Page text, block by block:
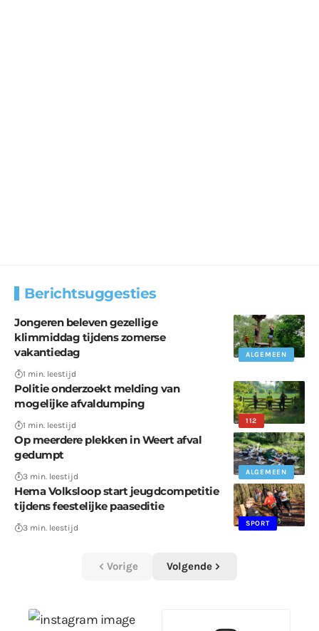
Berichtsuggesties
ALGEMEEN
Jongeren beleven gezellige
klimmiddag tijdens zomerse
vakantiedag
1 min. leestijd
112
Politie onderzoekt melding van
mogelijke afvaldumping
1 min. leestijd
ALGEMEEN
Op meerdere plekken in Weert afval
gedumpt
3 min. leestijd
SPORT
Hema Volksloop start jeugdcompetitie
tijdens feestelijke paaseditie
3 min. leestijd
Vorige Volgende